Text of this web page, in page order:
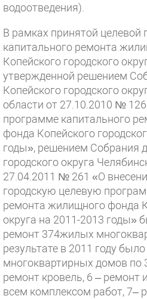
водоотведения).
В рамках принятой
капитального ремонта
Копейского городского
утвержденной решением
Копейского городского
области от 27.10.2010 №
программе капитального
фонда Копейского
годы», решением Собрания
городского округа
27.04.2011 № 261 «О
городскую целевую
ремонта жилищного фонда
округа на 2011-2013 годы»
ремонт 374жилых
результате в 2011 году
многоквартирных домов по
ремонт кровель, 6 – ремонт
всем комплексом работ, 7–